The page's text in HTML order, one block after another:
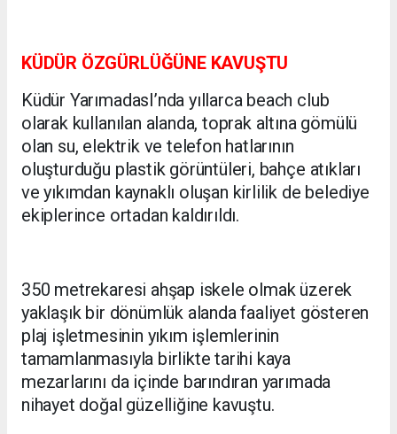
KÜDÜR ÖZGÜRLÜĞÜNE KAVUŞTU
Küdür YarımadasI’nda yıllarca beach club
olarak kullanılan alanda, toprak altına gömülü
olan su, elektrik ve telefon hatlarının
oluşturduğu plastik görüntüleri, bahçe atıkları
ve yıkımdan kaynaklı oluşan kirlilik de belediye
ekiplerince ortadan kaldırıldı.
350 metrekaresi ahşap iskele olmak üzerek
yaklaşık bir dönümlük alanda faaliyet gösteren
plaj işletmesinin yıkım işlemlerinin
tamamlanmasıyla birlikte tarihi kaya
mezarlarını da içinde barındıran yarımada
nihayet doğal güzelliğine kavuştu.